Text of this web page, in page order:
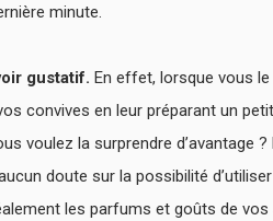
minute.
gustatif. En effet, lorsque vous
convives en leur préparant un
voulez la surprendre d’avantage
doute sur la possibilité
les parfums et goûts de